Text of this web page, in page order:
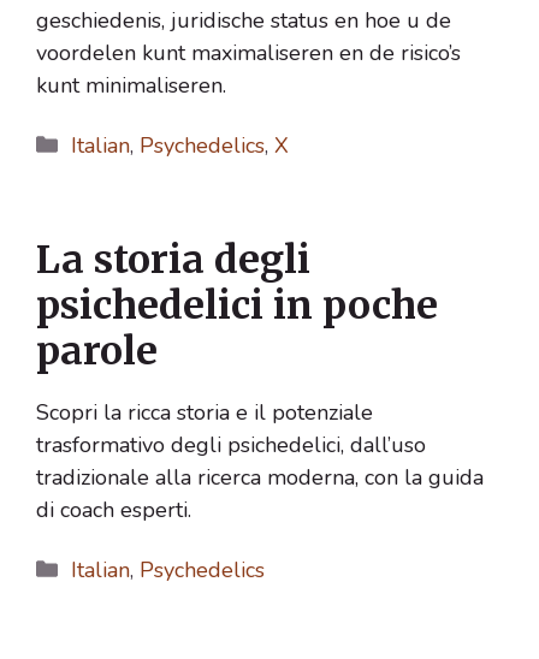
geschiedenis, juridische status en hoe u de
voordelen kunt maximaliseren en de risico’s
kunt minimaliseren.
Categorie
Italian, Psychedelics, X
La storia degli
psichedelici in poche
parole
Scopri la ricca storia e il potenziale
trasformativo degli psichedelici, dall’uso
tradizionale alla ricerca moderna, con la guida
di coach esperti.
Categorie
Italian, Psychedelics